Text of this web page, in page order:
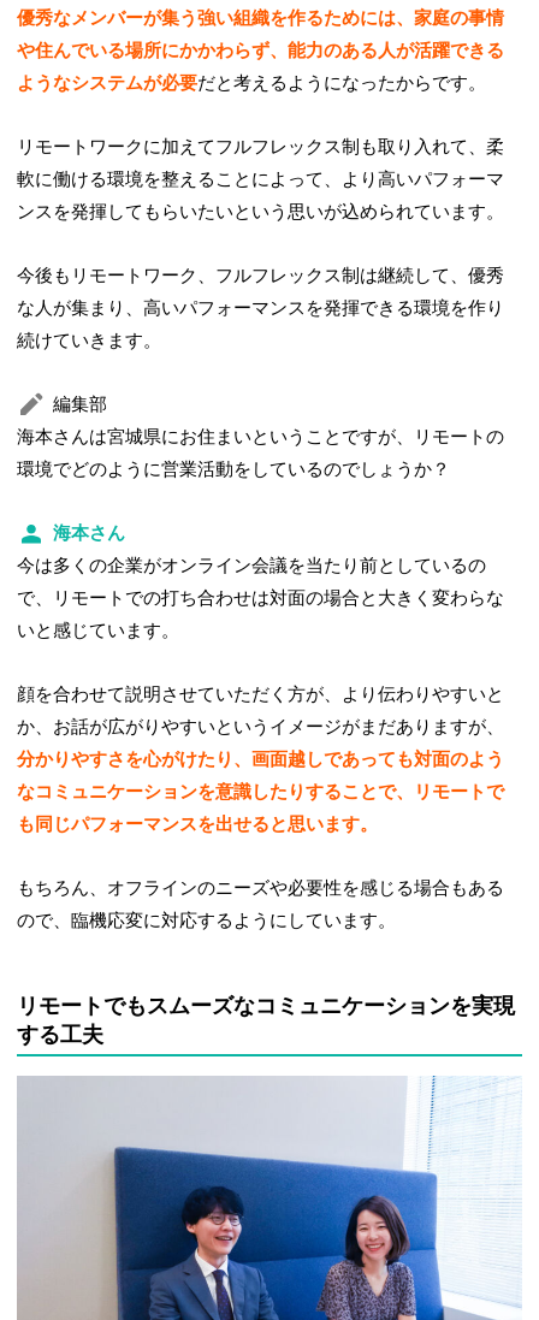
優秀なメンバーが集う強い組織を作るためには、家庭の事情
や住んでいる場所にかかわらず、能力のある人が活躍できる
ようなシステムが必要だと考えるようになったからです。
リモートワークに加えてフルフレックス制も取り入れて、柔
軟に働ける環境を整えることによって、より高いパフォーマ
ンスを発揮してもらいたいという思いが込められています。
今後もリモートワーク、フルフレックス制は継続して、優秀
な人が集まり、高いパフォーマンスを発揮できる環境を作り
続けていきます。
編集部
海本さんは宮城県にお住まいということですが、リモートの
環境でどのように営業活動をしているのでしょうか？
海本さん
今は多くの企業がオンライン会議を当たり前としているの
で、リモートでの打ち合わせは対面の場合と大きく変わらな
いと感じています。
顔を合わせて説明させていただく方が、より伝わりやすいと
か、お話が広がりやすいというイメージがまだありますが、
分かりやすさを心がけたり、画面越しであっても対面のよう
なコミュニケーションを意識したりすることで、リモートで
も同じパフォーマンスを出せると思います。
もちろん、オフラインのニーズや必要性を感じる場合もある
ので、臨機応変に対応するようにしています。
リモートでもスムーズなコミュニケーションを実現
する工夫